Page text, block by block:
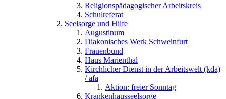
Religionspädagogischer Arbeitskreis
Schulreferat
Seelsorge und Hilfe
Augustinum
Diakonisches Werk Schweinfurt
Frauenbund
Haus Marienthal
Kirchlicher Dienst in der Arbeitswelt (kda)
/ afa
Aktion: freier Sonntag
Krankenhausseelsorge